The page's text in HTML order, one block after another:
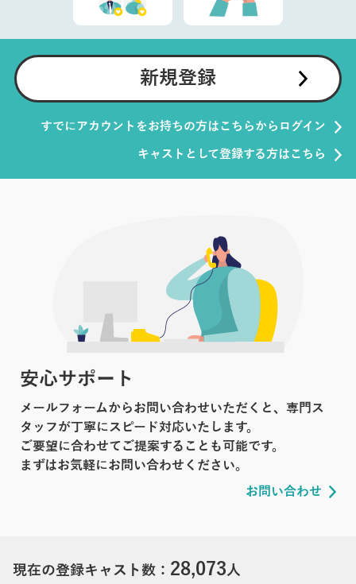
新規登録
すでにアカウントをお持ちの方はこちらからログイン
キャストとして登録する方はこちら
安心サポート
メールフォームからお問い合わせいただくと、専門ス
タッフが丁寧にスピード対応いたします。
ご要望に合わせてご提案することも可能です。
まずはお気軽にお問い合わせください。
お問い合わせ
現在の登録キャスト数： 28,073人